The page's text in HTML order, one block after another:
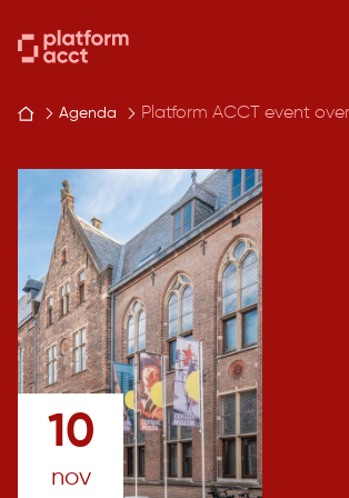
content
Agenda Platform ACCT event
10
nov